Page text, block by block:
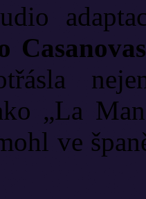
„La
ve